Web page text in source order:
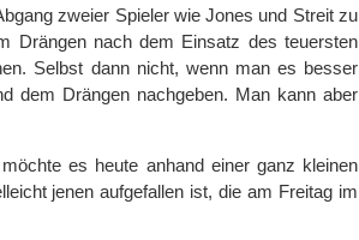
zweier Spieler wie Jones und Streit zu
Drängen nach dem Einsatz des teuersten
Selbst dann nicht, wenn man es besser
dem Drängen nachgeben. Man kann aber
es heute anhand einer ganz kleinen
jenen aufgefallen ist, die am Freitag im